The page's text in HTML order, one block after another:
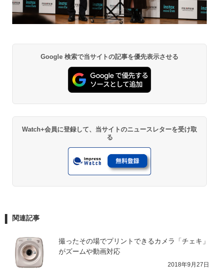
Google 検索で当サイトの記事を優先表示させる
Watch+会員に登録して、当サイトのニュースレターを受け取
る
関連記事
撮ったその場でプリントできるカメラ「チェキ」
がズームや動画対応
2018年9月27日